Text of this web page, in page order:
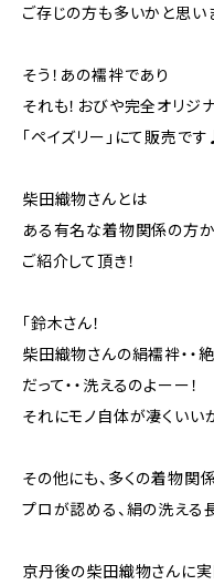
ご存じの方も多いかと思い
そう！あの襦袢であり
それも！おびや完全オリジ
「ペイズリー」にて販売です
柴田織物さんとは
ある有名な着物関係の方
ご紹介して頂き！
「鈴木さん！
柴田織物さんの絹襦袢・・
だって・・洗えるのよーー！
それにモノ自体が凄くいい
その他にも、多くの着物関
プロが認める、絹の洗える
京丹後の柴田織物さんに